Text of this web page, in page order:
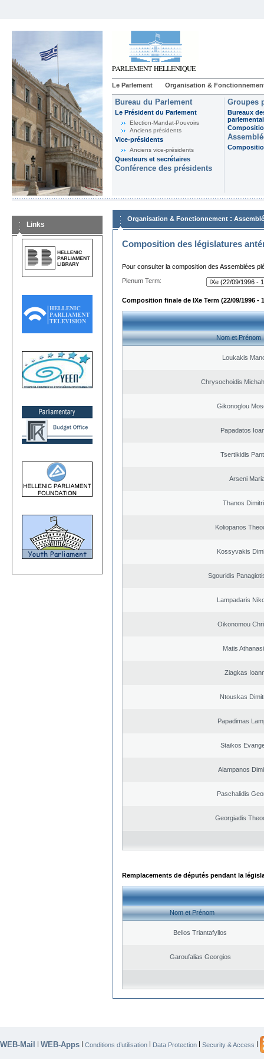
Le Parlement Organisation &
Bureau du Parlement
Le Président du Parlement
Election-Mandat-Pouvoirs
Anciens présidents
Vice-présidents
Anciens vice-présidents
Questeurs et secrétaires
Conférence des présidents
Groupes
Bureaux
Links
Organisation & Fonctionnement :
Composition des législatures
Pour consulter la composition des Assemblées
Plenum Term:
Composition finale de IXe Term (22/09/1996 -
Nom et Prénom
Loukakis
Chrysochoidis
Gikonoglou
Papadatos
Tsertikidis
Arseni
Thanos
Koliopanos
Kossyvakis
Sgouridis
Lampadaris
Oikonomou
Matis
Ziagkas
Ntouskas
Papadimas
Staikos
Alampanos
Paschalidis
Georgiadis
Remplacements de députés pendant la
Nom et Prénom
Bellos Triantafyllos
Garoufalias Georgios
WEB-Mail | WEB-Apps | Conditions d’utilisation | Data Protection | Security & Access |